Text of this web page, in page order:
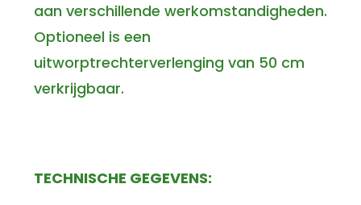
aan verschillende werkomstandigheden.
Optioneel is een
uitworptrechterverlenging van 50 cm
verkrijgbaar.
TECHNISCHE GEGEVENS: